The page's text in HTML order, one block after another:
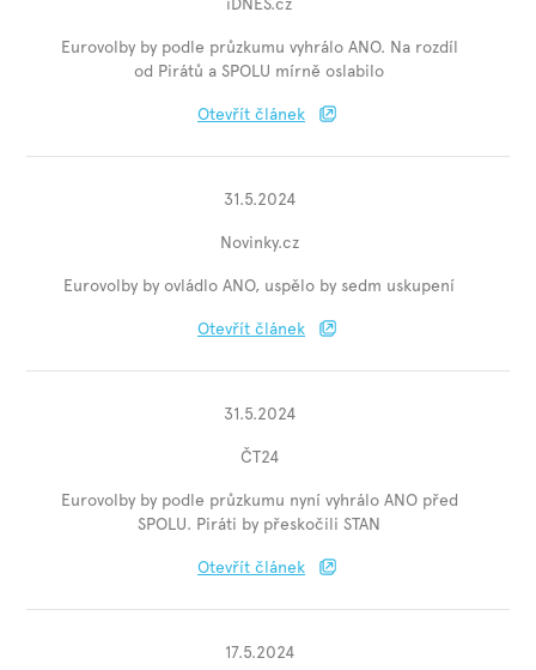
Eurovolby by podle průzkumu vyhrálo ANO. Na rozdíl
od Pirátů a SPOLU mírně oslabilo
Otevřít článek
31.5.2024
Novinky.cz
Eurovolby by ovládlo ANO, uspělo by sedm uskupení
Otevřít článek
31.5.2024
ČT24
Eurovolby by podle průzkumu nyní vyhrálo ANO před
SPOLU. Piráti by přeskočili STAN
Otevřít článek
17.5.2024